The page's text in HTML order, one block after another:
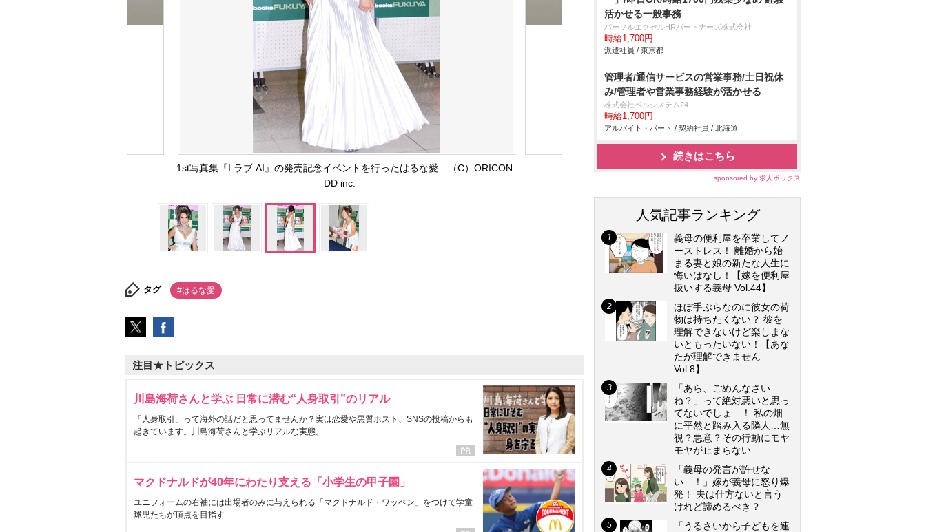
1st写真集『I ラブ AI』の発売記念イベントを行ったはるな愛 （C）ORICON
DD inc.
タグ #はるな愛
注目★トピックス
川島海荷さんと学ぶ 日常に潜む“人身取引”のリアル
「人身取引」って海外の話だと思ってませんか？実は恋愛や悪質ホスト、SNSの投稿からも
起きています。川島海荷さんと学ぶリアルな実態。
マクドナルドが40年にわたり支える「小学生の甲子園」
ユニフォームの右袖には出場者のみに与えられる「マクドナルド・ワッペン」をつけて学童
球児たちが頂点を目指す
活かせる一般事務
パーソルエクセルHRパートナーズ株式会社
時給1,700円
派遣社員 / 東京都
管理者/通信サービスの営業事務/土日祝休
み/管理者や営業事務経験が活かせる
株式会社ベルシステム24
時給1,700円
アルバイト・パート / 契約社員 / 北海道
続きはこちら
sponsored by 求人ボックス
人気記事ランキング
義母の便利屋を卒業してノ
ーストレス！ 離婚から始
まる妻と娘の新たな人生に
悔いはなし！【嫁を便利屋
扱いする義母 Vol.44】
ほぼ手ぶらなのに彼女の荷
物は持ちたくない？ 彼を
理解できないけど楽しまな
いともったいない！【あな
たが理解できません
Vol.8】
「あら、ごめんなさい
ね？」って絶対悪いと思っ
てないでしょ…！ 私の畑
に平然と踏み入る隣人…無
視？悪意？その行動にモヤ
モヤが止まらない
「義母の発言が許せな
い…！」嫁が義母に怒り爆
発！ 夫は仕方ないと言う
けれど諦めるべき？
「うるさいから子どもを連